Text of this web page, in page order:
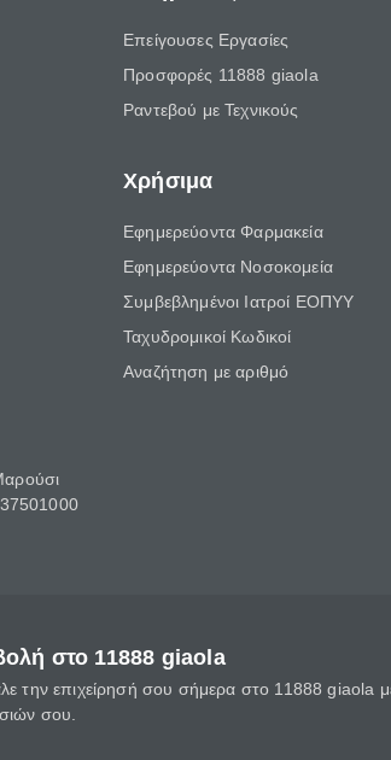
Επείγουσες Εργασίες
Προσφορές 11888 giaola
Ραντεβού με Τεχνικούς
Χρήσιμα
Εφημερεύοντα Φαρμακεία
Εφημερεύοντα Νοσοκομεία
Συμβεβλημένοι Ιατροί ΕΟΠΥΥ
Ταχυδρομικοί Κωδικοί
Αναζήτηση με αριθμό
στο 11888 giaola
την επιχείρησή σου σήμερα στο 11888 giaola
σου.